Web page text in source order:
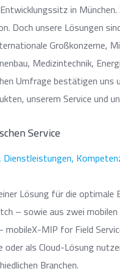
in
Doch unsere Lösungen
Großkonzerne,
Medizintechnik,
Umfrage bestätigen uns
unserem Service und
Service
Lösung für die optimale
– sowie aus zwei
MIP for Field
als Cloud-Lösung
Branchen.